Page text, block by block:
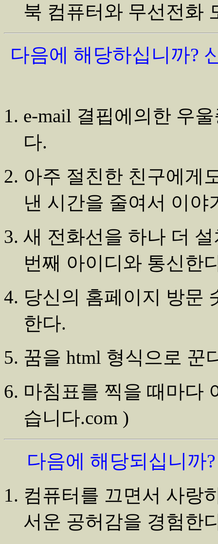
북 컴퓨터와 무선전화
다음에 해당하십니까?
e-mail 결핍에의한 우
다.
아주 절친한 친구에게
낸 시간을 줄여서 이야
새 전화선을 하나 더
번째 아이디와 통신한
당신의 홈페이지 방문
한다.
꿈을 html 형식으로 꾼
마침표를 찍을 때마다
습니다.com )
다음에 해당되십니까
컴퓨터를 끄면서 사랑
서운 공허감을 경험한